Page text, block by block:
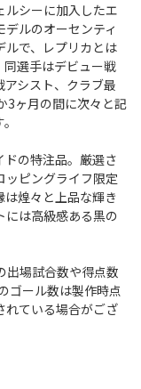
ルシーに加入したエ
ルのオーセンティ
ルで、レプリカとは
選手はデビュー戦
シスト、クラブ最
3ヶ月の間に次々と記
の特注品。厳選さ
ッピングライフ限定
煌々と上品な輝き
には高級感ある黒の
出場試合数や得点数
ゴール数は製作時点
れている場合がござ